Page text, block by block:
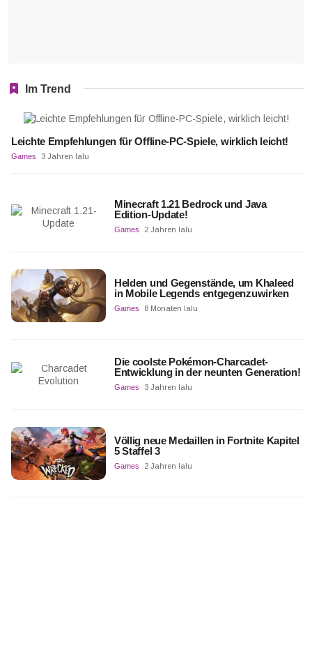
Im Trend
Leichte Empfehlungen für Offline-PC-Spiele, wirklich leicht!
Games 3 Jahren lalu
Minecraft 1.21 Bedrock und Java
Edition-Update!
Games 2 Jahren lalu
Helden und Gegenstände, um Khaleed
in Mobile Legends entgegenzuwirken
Games 8 Monaten lalu
Die coolste Pokémon-Charcadet-
Entwicklung in der neunten Generation!
Games 3 Jahren lalu
Völlig neue Medaillen in Fortnite Kapitel
5 Staffel 3
Games 2 Jahren lalu